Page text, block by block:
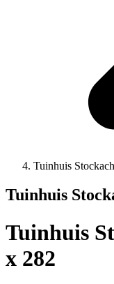
Tuinhuis
Tuinhuis
Tuinhuis
x 282